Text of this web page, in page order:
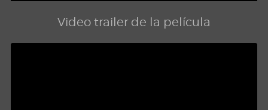
Video trailer de la película